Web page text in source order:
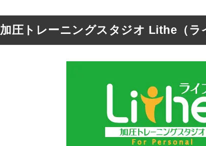
加圧トレーニングスタジオ Lithe（ラ